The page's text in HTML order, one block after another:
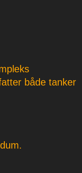
både tanker